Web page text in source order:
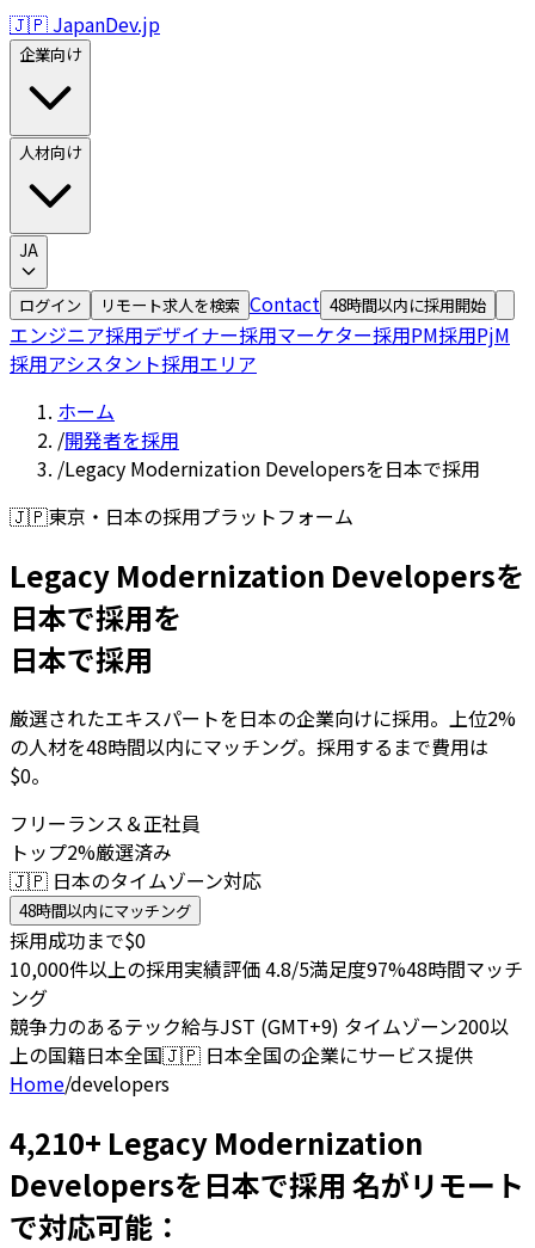
🇯🇵 JapanDev.jp
企業向け
人材向け
JA
ログイン リモート求人を検索 Contact 48時間以内に採用開始
エンジニア採用デザイナー採用マーケター採用PM採用PjM
採用アシスタント採用エリア
ホーム
/開発者を採用
/Legacy Modernization Developersを日本で採用
🇯🇵東京・日本の採用プラットフォーム
Legacy Modernization Developersを
日本で採用を
日本で採用
厳選されたエキスパートを日本の企業向けに採用。上位2%
の人材を48時間以内にマッチング。採用するまで費用は
$0。
フリーランス＆正社員
トップ2%厳選済み
🇯🇵 日本のタイムゾーン対応
48時間以内にマッチング
採用成功まで$0
10,000件以上の採用実績評価 4.8/5満足度97%48時間マッチ
ング
競争力のあるテック給与JST (GMT+9) タイムゾーン200以
上の国籍日本全国🇯🇵 日本全国の企業にサービス提供
Home/developers
4,210+ Legacy Modernization
Developersを日本で採用 名がリモート
で対応可能：